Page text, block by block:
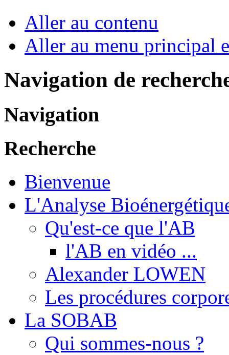
Aller au contenu
Aller au menu principal
Navigation de
Navigation
Recherche
Bienvenue
L'Analyse
Qu'est-ce que l'AB
l'AB en vidéo ...
Alexander LOWEN
Les procédures
La SOBAB
Qui sommes-nous ?